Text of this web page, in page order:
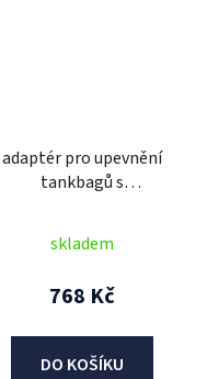
adaptér pro upevnění
tankbagů s
(víčka Kawasaki, 5
skladem
768 Kč
DO KOŠÍKU